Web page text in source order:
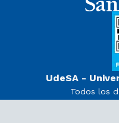
UdeSA -
Todos los